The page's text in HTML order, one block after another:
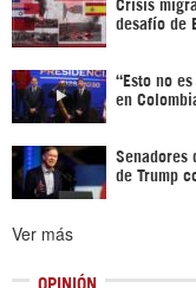
Crisis
desafío de
“Esto no
en
Senadores
de Trump
Ver más
OPINIÓN